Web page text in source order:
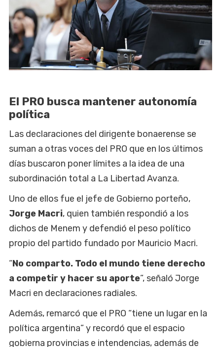
El PRO busca mantener autonomía
política
Las declaraciones del dirigente bonaerense se
suman a otras voces del PRO que en los últimos
días buscaron poner límites a la idea de una
subordinación total a La Libertad Avanza.
Uno de ellos fue el jefe de Gobierno porteño,
Jorge Macri, quien también respondió a los
dichos de Menem y defendió el peso político
propio del partido fundado por Mauricio Macri.
“No comparto. Todo el mundo tiene derecho
a competir y hacer su aporte”, señaló Jorge
Macri en declaraciones radiales.
Además, remarcó que el PRO “tiene un lugar en la
política argentina” y recordó que el espacio
gobierna provincias e intendencias, además de